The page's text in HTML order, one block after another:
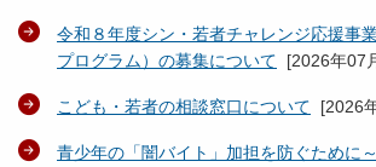
令和８年度シン・若者チャレンジ応援事
プログラム）の募集について [2026年07
こども・若者の相談窓口について [2026
青少年の「闇バイト」加担を防ぐために